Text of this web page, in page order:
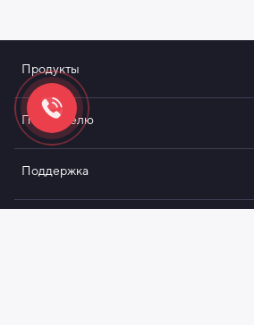
Продукты
Покупателю
Поддержка